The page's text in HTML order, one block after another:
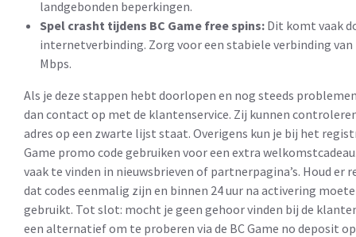
landgebonden beperkingen.
Spel crasht tijdens BC Game free spins: Dit komt vaak
internetverbinding. Zorg voor een stabiele verbinding
Mbps.
Als je deze stappen hebt doorlopen en nog steeds
dan contact op met de klantenservice. Zij kunnen
adres op een zwarte lijst staat. Overigens kun je bij het
Game promo code gebruiken voor een extra
vaak te vinden in nieuwsbrieven of partnerpagina’s. Houd er
dat codes eenmalig zijn en binnen 24 uur na activering
gebruikt. Tot slot: mocht je geen gehoor vinden bij de
een alternatief om te proberen via de BC Game no deposit